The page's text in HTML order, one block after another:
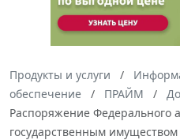
Продукты и услуги
обеспечение
ПРАЙМ
Распоряжение Федерального
государственным имуществом